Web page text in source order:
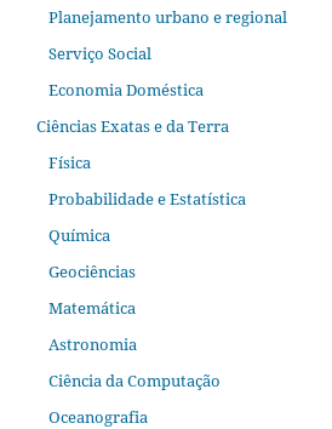
Planejamento urbano e regional
Serviço Social
Economia Doméstica
Ciências Exatas e da Terra
Física
Probabilidade e Estatística
Química
Geociências
Matemática
Astronomia
Ciência da Computação
Oceanografia